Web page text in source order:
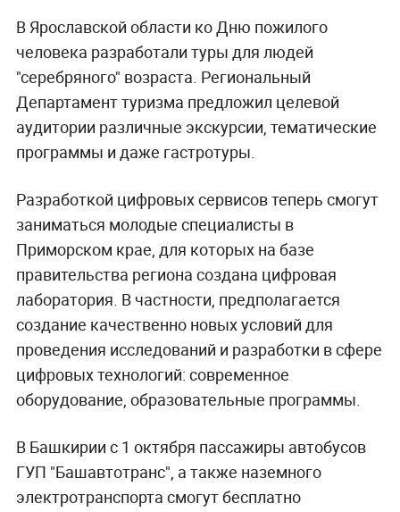
В Ярославской области ко Дню пожилого
человека разработали туры для людей
"серебряного" возраста. Региональный
Департамент туризма предложил целевой
аудитории различные экскурсии, тематические
программы и даже гастротуры.
Разработкой цифровых сервисов теперь смогут
заниматься молодые специалисты в
Приморском крае, для которых на базе
правительства региона создана цифровая
лаборатория. В частности, предполагается
создание качественно новых условий для
проведения исследований и разработки в сфере
цифровых технологий: современное
оборудование, образовательные программы.
В Башкирии с 1 октября пассажиры автобусов
ГУП "Башавтотранс", а также наземного
электротранспорта смогут бесплатно